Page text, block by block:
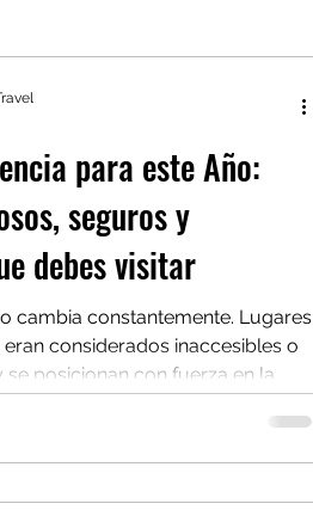
para este Año:
seguros y
debes visitar
cambia constantemente. Lugares
considerados inaccesibles o
posicionan con fuerza en la
eso: adelantarse a las masas y
que están ofreciendo